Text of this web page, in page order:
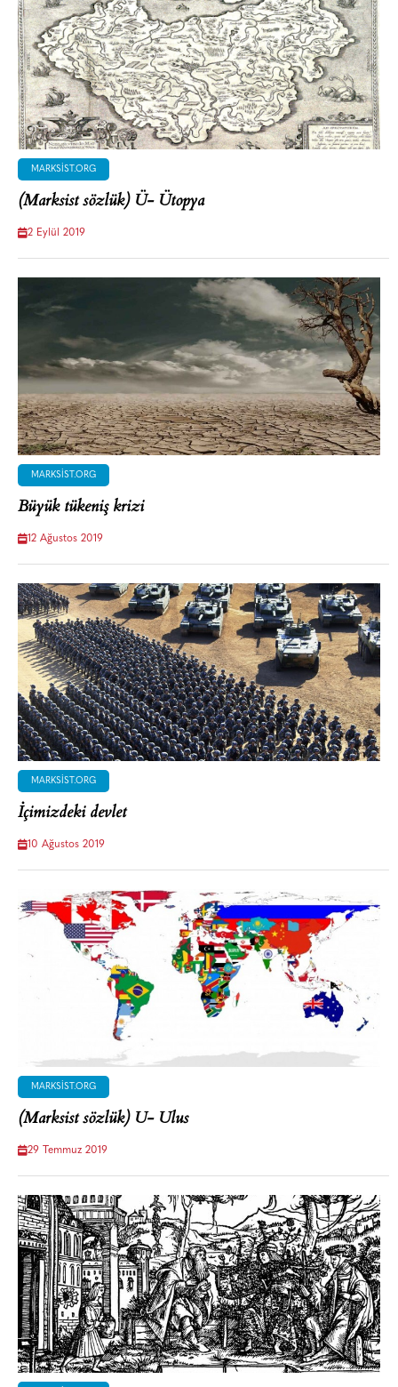
MARKSIST.ORG
(Marksist sözlük) Ü- Ütopya
2 Eylül 2019
MARKSIST.ORG
Büyük tükeniş krizi
12 Ağustos 2019
MARKSIST.ORG
İçimizdeki devlet
10 Ağustos 2019
MARKSIST.ORG
(Marksist sözlük) U- Ulus
29 Temmuz 2019